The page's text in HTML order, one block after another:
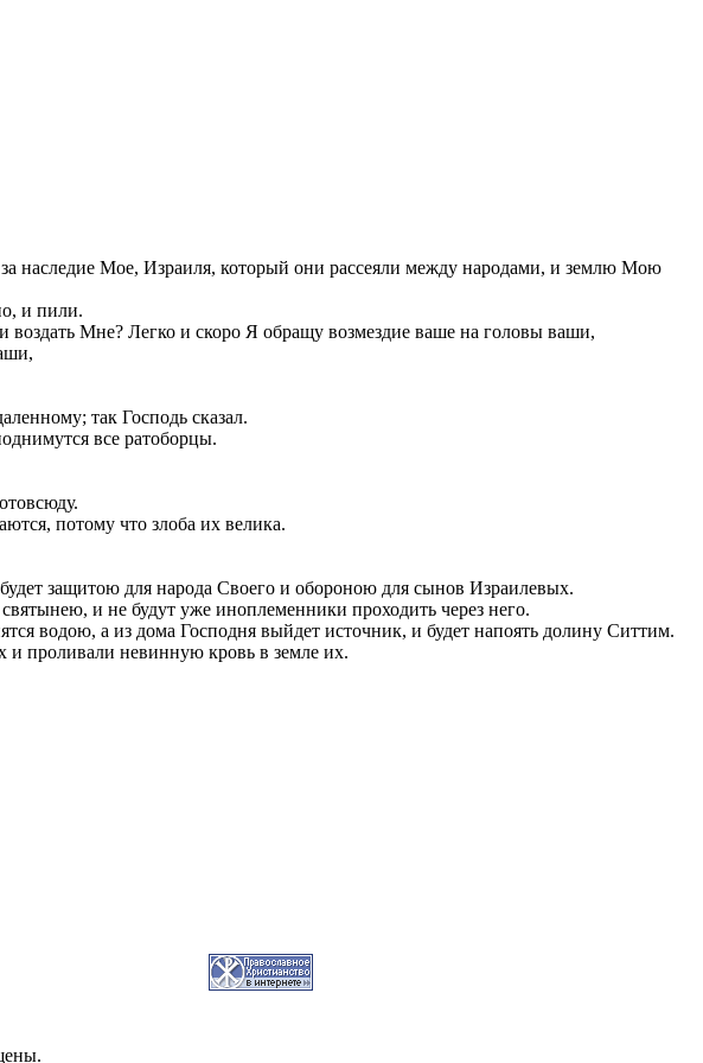
наследие Мое, Израиля, который они рассеяли между народами, и землю Мою
и пили.
Мне? Легко и скоро Я обращу возмездие ваше на головы ваши,
так Господь сказал.
все ратоборцы.
потому что злоба их велика.
защитою для народа Своего и обороною для сынов Израилевых.
и не будут уже иноплеменники проходить через него.
водою, а из дома Господня выйдет источник, и будет напоять долину Ситтим.
проливали невинную кровь в земле их.